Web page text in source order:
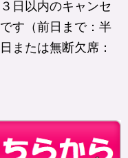
日以内のキャンセ
す（前日まで：半
または無断欠席：